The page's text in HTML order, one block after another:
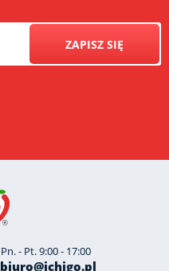
ZAPISZ SIĘ
- Pt. 9:00 - 17:00
biuro@ichigo.pl